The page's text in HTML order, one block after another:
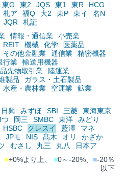
東G 東2 JQS 東1 東R
HCG
札ア 福Q 大2 東P 東イ
名N
JQR
札証
情報・通信業
小売業
REIT 機械 化学
医薬品
その他金融業 通信業
精密機器
行業
輸送用機器
先物取引業
陸運業
製品
ガラス・土石製品
水産・農林業 空運業
鉱業
日興 みずほ SBI 三菱
東海東京
つ 岡三 SMBC 東洋
みどり
HSBC クレスイ 藍澤
マネ
JPモ NIS 髙木 オリ
かざか
むさし 丸三 丸八
日本ア
■+0%より上、 ■0～-20%、 ■-20％
以下